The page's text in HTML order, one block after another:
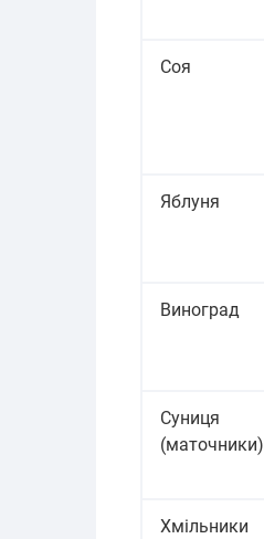
Соя
Яблуня
Виноград
Суниця
(маточники)
Хмільники